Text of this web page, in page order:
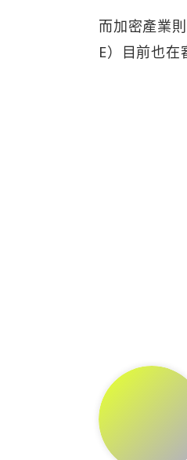
而加密產業
E）目前也